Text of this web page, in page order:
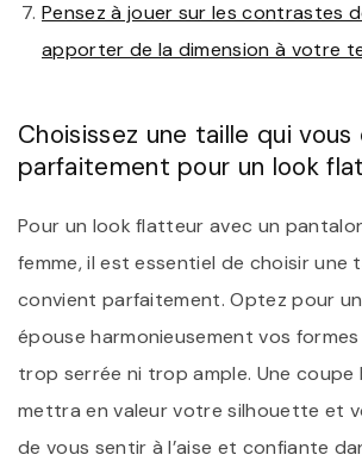
Pensez à jouer sur les contrastes
apporter de la dimension à votre
Choisissez une taille qui
parfaitement pour un look
Pour un look flatteur avec un
femme, il est essentiel de choisir une
convient parfaitement. Optez pour
épouse harmonieusement vos
trop serrée ni trop ample. Une coupe
mettra en valeur votre silhouette et
de vous sentir à l’aise et confiante